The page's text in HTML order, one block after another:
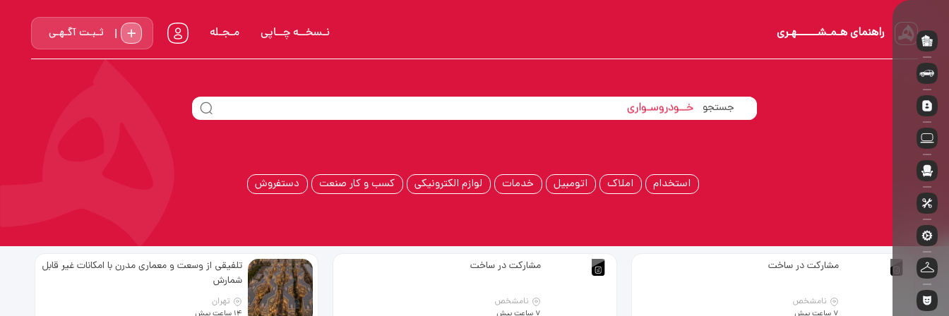
راهنمای هـمـشــــــهـری نـسخــه چــاپي مـجـله ثـبـت آگـهـی
خــودروسـواری
استخدام املاک اتومبیل خدمات لوازم الکترونیکی کسب و کار صنعت دستفروش
مشارکت در ساخت
نامشخص
مشارکت در ساخت
نامشخص
تلفیقی از وسعت و معماری مدرن با امکانات غیر قابل
شمارش
تهران